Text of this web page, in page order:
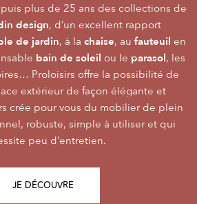
plus de 25 ans des collections de
design, d’un excellent rapport
de jardin, à la chaise, au fauteuil en
bain de soleil ou le parasol, les
Proloisirs offre la possibilité de
extérieur de façon élégante et
crée pour vous du mobilier de plein
robuste, simple à utiliser et qui
peu d’entretien.
JE DÉCOUVRE
Premium, pour vivre l’extérieur avec
de façon inoubliable aux grandes
mobilier Océo, de par la qualité de
et de sa fabrication, se joue des
sonextérieurcomme une pièce à
du style et le soin des détails.
passe par la qualité desplateaux
en exclusivité de nombreusestables
un plaisir d’usage durable.
JE DÉCOUVRE
du mobilier de jardin contemporain
et l’accessibilité du prixfont qu’elle
au plus grand nombre.
Alizé apporte un souffle bien
de style, fonctionnalité, facilité
des instantsRepas, Salon,Détente
bien vivre dehors, dans la joie, la
le plaisir d’être ensemble !
JE DÉCOUVRE